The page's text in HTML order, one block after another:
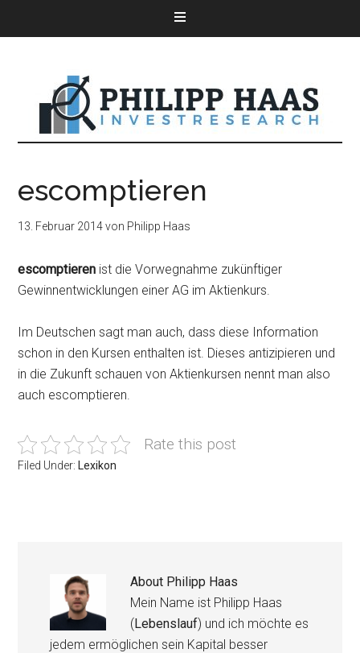
escomptieren
13. Februar 2014von Philipp Haas
escomptieren ist die Vorwegnahme zukünftiger
Gewinnentwicklungen einer AG im Aktienkurs.
Im Deutschen sagt man auch, dass diese Information
schon in den Kursen enthalten ist. Dieses antizipieren und
in die Zukunft schauen von Aktienkursen nennt man also
auch escomptieren.
Rate this post
Filed Under: Lexikon
About Philipp Haas
Mein Name ist Philipp Haas
(Lebenslauf) und ich möchte es
jedem ermöglichen sein Kapital besser